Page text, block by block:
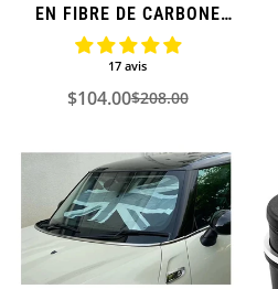
EN FIBRE DE CARBONE
VÉRITABLE ET ACIER
INOXYDABLE POUR MINI
COOPER
17 avis
Prix
vente
$104.00Prix
$208.00